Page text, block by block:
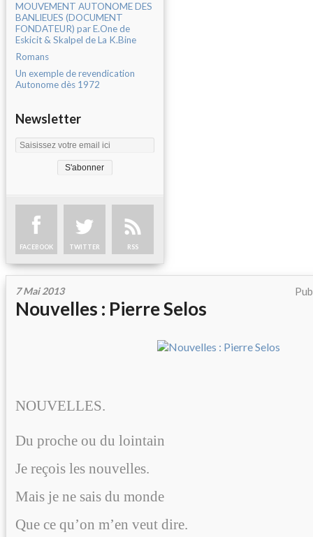
MOUVEMENT AUTONOME DES
BANLIEUES (DOCUMENT
FONDATEUR) par E.One de
Eskicit & Skalpel de La K.Bine
Romans
Un exemple de revendication
Autonome dès 1972
Newsletter
FACEBOOK TWITTER RSS
7 Mai 2013
Nouvelles : Pierre Selos
NOUVELLES.
Du proche ou du lointain
Je reçois les nouvelles.
Mais je ne sais du monde
Que ce qu’on m’en veut dire.